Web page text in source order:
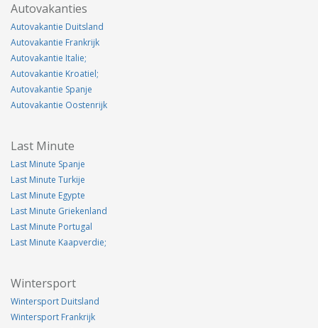
Autovakanties
Autovakantie Duitsland
Autovakantie Frankrijk
Autovakantie Italie;
Autovakantie Kroatiel;
Autovakantie Spanje
Autovakantie Oostenrijk
Last Minute
Last Minute Spanje
Last Minute Turkije
Last Minute Egypte
Last Minute Griekenland
Last Minute Portugal
Last Minute Kaapverdie;
Wintersport
Wintersport Duitsland
Wintersport Frankrijk